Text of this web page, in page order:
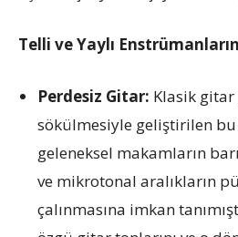
Telli ve Yaylı
Perdesiz Gitar: Klasik
sökülmesiyle geliştirilen
geleneksel makamların
ve mikrotonal aralıkların
çalınmasına imkan